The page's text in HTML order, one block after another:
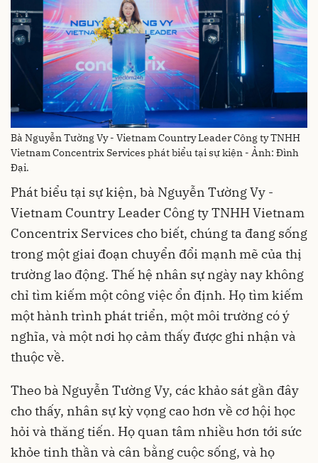
Bà Nguyễn Tường Vy - Vietnam Country Leader Công ty TNHH
Vietnam Concentrix Services phát biểu tại sự kiện - Ảnh: Đình
Đại.
Phát biểu tại sự kiện, bà Nguyễn Tường Vy -
Vietnam Country Leader Công ty TNHH Vietnam
Concentrix Services cho biết, chúng ta đang sống
trong một giai đoạn chuyển đổi mạnh mẽ của thị
trường lao động. Thế hệ nhân sự ngày nay không
chỉ tìm kiếm một công việc ổn định. Họ tìm kiếm
một hành trình phát triển, một môi trường có ý
nghĩa, và một nơi họ cảm thấy được ghi nhận và
thuộc về.
Theo bà Nguyễn Tường Vy, các khảo sát gần đây
cho thấy, nhân sự kỳ vọng cao hơn về cơ hội học
hỏi và thăng tiến. Họ quan tâm nhiều hơn tới sức
khỏe tinh thần và cân bằng cuộc sống, và họ